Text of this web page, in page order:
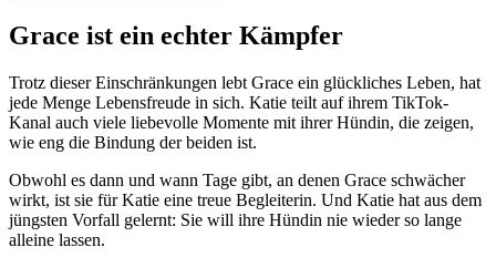
Grace ist ein echter Kämpfer
Trotz dieser Einschränkungen lebt Grace ein glückliches Leben, hat
jede Menge Lebensfreude in sich. Katie teilt auf ihrem TikTok-
Kanal auch viele liebevolle Momente mit ihrer Hündin, die zeigen,
wie eng die Bindung der beiden ist.
Obwohl es dann und wann Tage gibt, an denen Grace schwächer
wirkt, ist sie für Katie eine treue Begleiterin. Und Katie hat aus dem
jüngsten Vorfall gelernt: Sie will ihre Hündin nie wieder so lange
alleine lassen.